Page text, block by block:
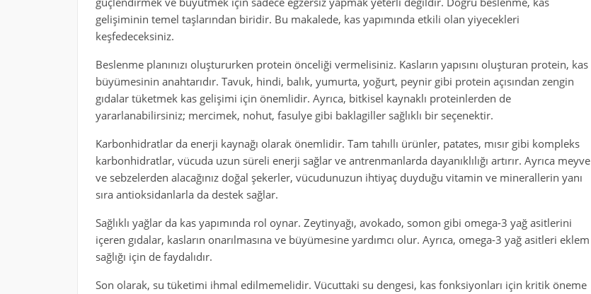
gelişiminin temel taşlarından biridir. Bu makalede, kas yapımında etkili olan yiyecekleri
keşfedeceksiniz.
Beslenme planınızı oluştururken protein önceliği vermelisiniz. Kasların yapısını oluşturan protein, kas
büyümesinin anahtarıdır. Tavuk, hindi, balık, yumurta, yoğurt, peynir gibi protein açısından zengin
gıdalar tüketmek kas gelişimi için önemlidir. Ayrıca, bitkisel kaynaklı proteinlerden de
yararlanabilirsiniz; mercimek, nohut, fasulye gibi baklagiller sağlıklı bir seçenektir.
Karbonhidratlar da enerji kaynağı olarak önemlidir. Tam tahıllı ürünler, patates, mısır gibi kompleks
karbonhidratlar, vücuda uzun süreli enerji sağlar ve antrenmanlarda dayanıklılığı artırır. Ayrıca meyve
ve sebzelerden alacağınız doğal şekerler, vücudunuzun ihtiyaç duyduğu vitamin ve minerallerin yanı
sıra antioksidanlarla da destek sağlar.
Sağlıklı yağlar da kas yapımında rol oynar. Zeytinyağı, avokado, somon gibi omega-3 yağ asitlerini
içeren gıdalar, kasların onarılmasına ve büyümesine yardımcı olur. Ayrıca, omega-3 yağ asitleri eklem
sağlığı için de faydalıdır.
Son olarak, su tüketimi ihmal edilmemelidir. Vücuttaki su dengesi, kas fonksiyonları için kritik öneme